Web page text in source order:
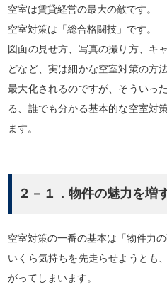
空室は賃貸経営の最大の敵です。
空室対策は「総合格闘技」です。
図面の見せ方、写真の撮り方、キ
どなど、実は細かな空室対策の方
最大化されるのですが、そういっ
る、誰でも分かる基本的な空室対
ます。
２－１．物件の魅力を増
空室対策の一番の基本は「物件力の
いくら気持ちを先走らせようとも
がってしまいます。